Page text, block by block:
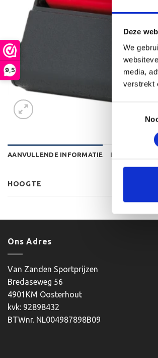
9,5
Deze
We
media,
verstrekt
AANVULLENDE INFORMATIE
HOOGTE
Ons Adres
Van Zanden Sportprijzen
Bredaseweg 56
4901KM Oosterhout
kvk: 92898432
BTWnr. NL004987898B09